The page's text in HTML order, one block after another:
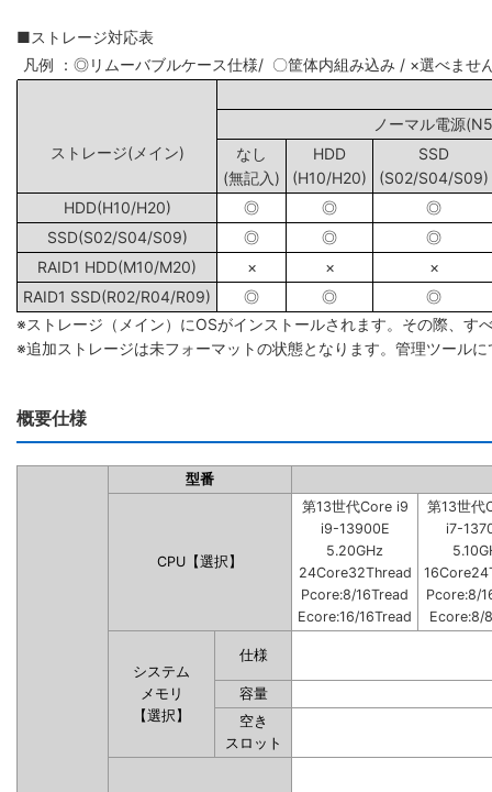
■ストレージ対応表
凡例 ：◎リムーバブルケース仕様/ 〇筐体内組み込み / ×選べませ
ノーマル電源
ストレージ(メイン)
なし
(無記入)
HDD
(H10/H20)
SSD
(S02/S04/S09)
HDD(H10/H20)
◎ ◎
◎
SSD(S02/S04/S09)
◎ ◎
◎
RAID1 HDD(M10/M20)
× ×
×
RAID1 SSD(R02/R04/R09)
◎ ◎
◎
※ストレージ（メイン）にOSがインストールされます。その際、す
※追加ストレージは未フォーマットの状態となります。管理ツール
概要仕様
型番
CPU【選択】
第13世代Core i9
i9-13900E
5.20GHz
24Core32Thread
Pcore:8/16Tread
Ecore:16/16Tread
第13世代
i7-
Pcore:8/
Ecore:8/
システム
メモリ
【選択】
仕様
容量
空き
スロット